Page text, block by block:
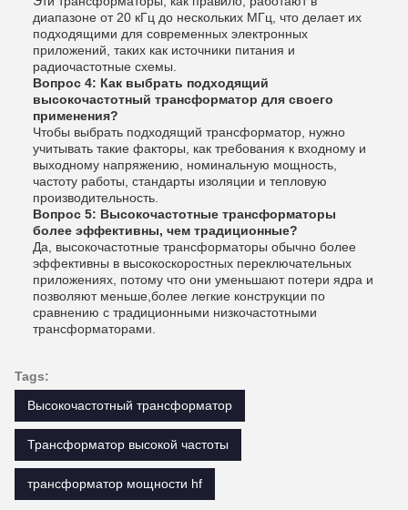
диапазоне от 20 кГц до нескольких МГц, что делает их
подходящими для современных электронных
приложений, таких как источники питания и
радиочастотные схемы.
Вопрос 4: Как выбрать подходящий
высокочастотный трансформатор для своего
применения?
Чтобы выбрать подходящий трансформатор, нужно
учитывать такие факторы, как требования к входному и
выходному напряжению, номинальную мощность,
частоту работы, стандарты изоляции и тепловую
производительность.
Вопрос 5: Высокочастотные трансформаторы
более эффективны, чем традиционные?
Да, высокочастотные трансформаторы обычно более
эффективны в высокоскоростных переключательных
приложениях, потому что они уменьшают потери ядра и
позволяют меньше,более легкие конструкции по
сравнению с традиционными низкочастотными
трансформаторами.
Tags:
Высокочастотный трансформатор
Трансформатор высокой частоты
трансформатор мощности hf